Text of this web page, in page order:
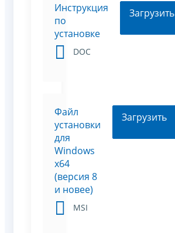
Инструкция
по
установке
DOC
Загрузить
Файл
установки
для
Windows
x64
(версия 8
и новее)
MSI
Загрузить